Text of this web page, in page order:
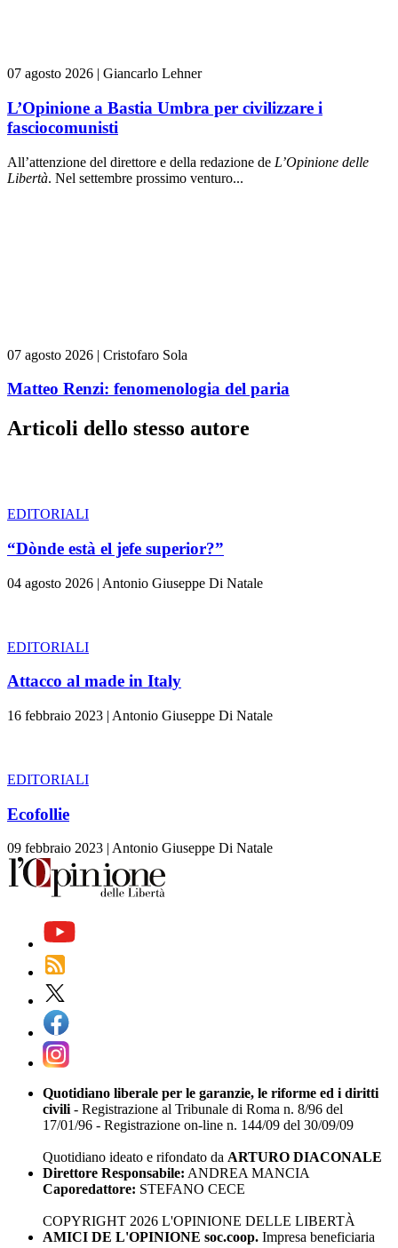
07 agosto 2026 | Giancarlo Lehner
L’Opinione a Bastia Umbra per civilizzare i
fasciocomunisti
All’attenzione del direttore e della redazione de L’Opinione delle
Libertà. Nel settembre prossimo venturo...
07 agosto 2026 | Cristofaro Sola
Matteo Renzi: fenomenologia del paria
Articoli dello stesso autore
EDITORIALI
“Dònde està el jefe superior?”
04 agosto 2026 | Antonio Giuseppe Di Natale
EDITORIALI
Attacco al made in Italy
16 febbraio 2023 | Antonio Giuseppe Di Natale
EDITORIALI
Ecofollie
09 febbraio 2023 | Antonio Giuseppe Di Natale
Quotidiano liberale per le garanzie, le riforme ed i diritti
civili- Registrazione al Tribunale di Roma n. 8/96 del
17/01/96 - Registrazione on-line n. 144/09 del 30/09/09
Quotidiano ideato e rifondato da ARTURO DIACONALE
Direttore Responsabile: ANDREA MANCIA
Caporedattore: STEFANO CECE
COPYRIGHT 2026 L'OPINIONE DELLE LIBERTÀ
AMICI DE L'OPINIONE soc.coop. Impresa beneficiaria